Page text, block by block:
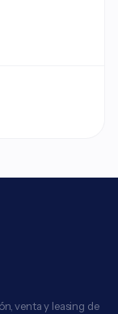
venta y leasing de